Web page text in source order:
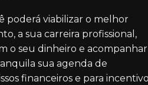
poderá viabilizar o melhor
a sua carreira profissional,
o seu dinheiro e
sua agenda de
financeiros e para